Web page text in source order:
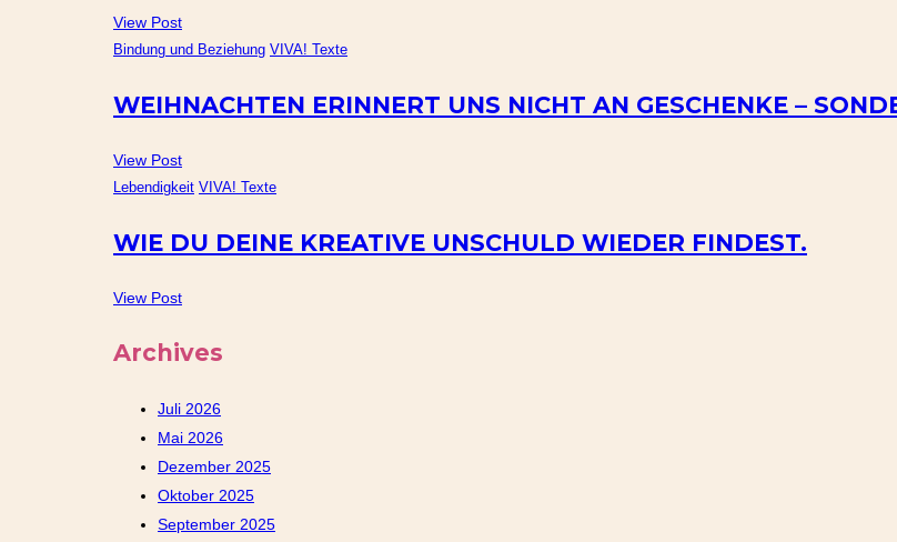
View Post
Bindung und Beziehung VIVA! Texte
WEIHNACHTEN ERINNERT UNS NICHT AN GESCHENKE –
View Post
Lebendigkeit VIVA! Texte
WIE DU DEINE KREATIVE UNSCHULD WIEDER FINDEST.
View Post
Archives
Juli 2026
Mai 2026
Dezember 2025
Oktober 2025
September 2025